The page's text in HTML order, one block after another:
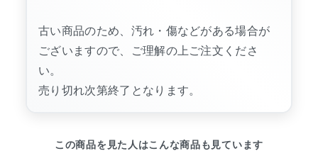
古い商品のため、汚れ・傷などがある場合が
ございますので、ご理解の上ご注文くださ
い。
売り切れ次第終了となります。
この商品を見た人はこんな商品も見ています